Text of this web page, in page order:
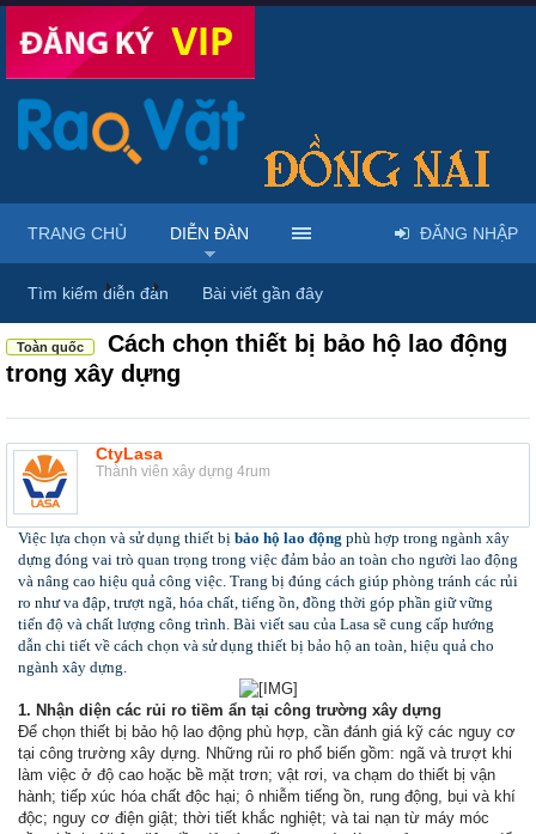
Diễn đàn ... Rao vặt tổng hợp - Uy tín - Miễn phí
Toàn quốc
Cách chọn thiết bị bảo hộ lao động
trong xây dựng
CtyLasa
Thành viên xây dựng 4rum
Việc lựa chọn và sử dụng thiết bị bảo hộ lao động phù hợp trong ngành xây
dựng đóng vai trò quan trọng trong việc đảm bảo an toàn cho người lao động
và nâng cao hiệu quả công việc. Trang bị đúng cách giúp phòng tránh các rủi
ro như va đập, trượt ngã, hóa chất, tiếng ồn, đồng thời góp phần giữ vững
tiến độ và chất lượng công trình. Bài viết sau của Lasa sẽ cung cấp hướng
dẫn chi tiết về cách chọn và sử dụng thiết bị bảo hộ an toàn, hiệu quả cho
ngành xây dựng.
1. Nhận diện các rủi ro tiềm ẩn tại công trường xây dựng
Để chọn thiết bị bảo hộ lao động phù hợp, cần đánh giá kỹ các nguy cơ
tại công trường xây dựng. Những rủi ro phổ biến gồm: ngã và trượt khi
làm việc ở độ cao hoặc bề mặt trơn; vật rơi, va chạm do thiết bị vận
hành; tiếp xúc hóa chất độc hại; ô nhiễm tiếng ồn, rung động, bụi và khí
độc; nguy cơ điện giật; thời tiết khắc nghiệt; và tai nạn từ máy móc
TRANG CHỦ DIỄN ĐÀN
Tìm kiếm diễn đàn Bài viết gần đây
ĐĂNG NHẬP